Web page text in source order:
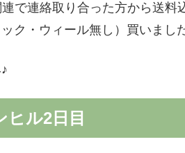
で連絡取り合った方から送
ク・ウィール無し）買いました
ヒル2日目